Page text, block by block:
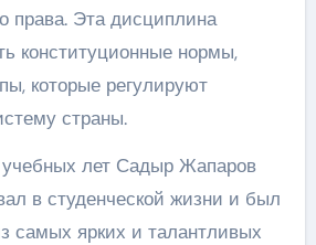
права. Эта дисциплина
конституционные нормы,
которые регулируют
страны.
учебных лет Садыр Жапаров
в студенческой жизни и был
самых ярких и талантливых